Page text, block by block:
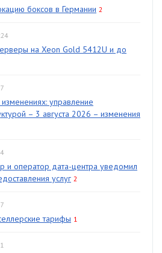
боксов в Германии 2
на Xeon Gold 5412U и до
управление
– 3 августа 2026 – изменения
и оператор дата-центра уведомил
услуг 2
тарифы 1